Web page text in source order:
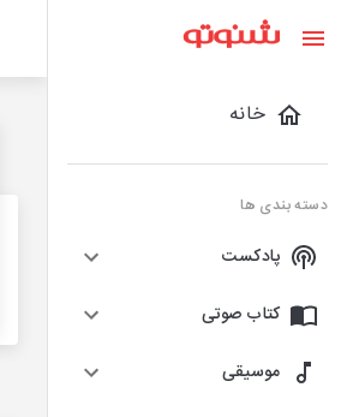
خانه
دسته بندی ها
پادکست
کتاب صوتی
موسیقی